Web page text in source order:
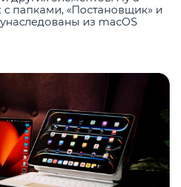
папками, «Постановщик» и
из macOS